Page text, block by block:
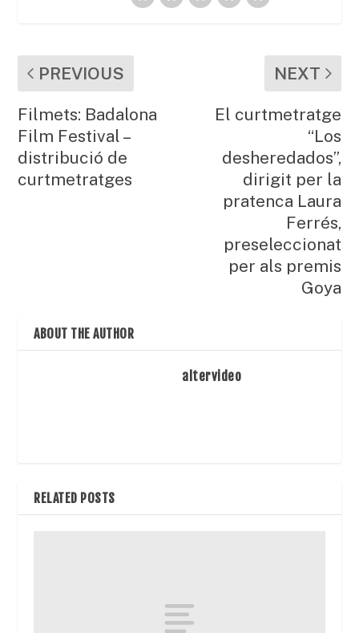
PREVIOUS
Filmets: Badalona
Film Festival –
distribució de
curtmetratges
NEXT
El curtmetratge
“Los
desheredados”,
dirigit per la
pratenca Laura
Ferrés,
preseleccionat
per als premis
Goya
ABOUT THE AUTHOR
altervideo
RELATED POSTS